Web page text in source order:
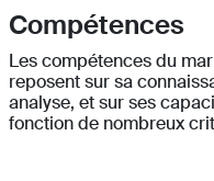
Compétences
Les compétences du
reposent sur sa
analyse, et sur ses
fonction de nombreux